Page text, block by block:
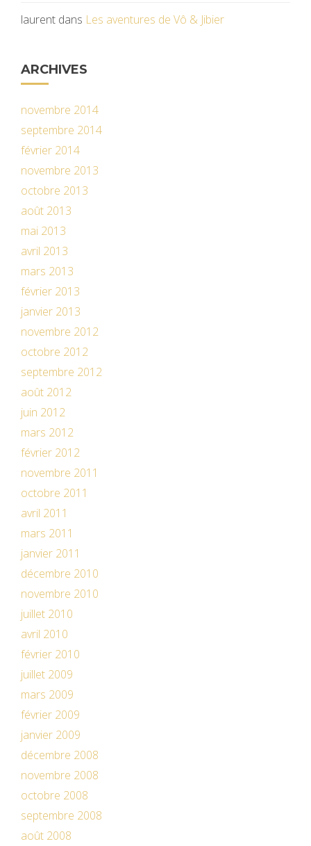
laurent dans Les aventures de Vô & Jibier
ARCHIVES
novembre 2014
septembre 2014
février 2014
novembre 2013
octobre 2013
août 2013
mai 2013
avril 2013
mars 2013
février 2013
janvier 2013
novembre 2012
octobre 2012
septembre 2012
août 2012
juin 2012
mars 2012
février 2012
novembre 2011
octobre 2011
avril 2011
mars 2011
janvier 2011
décembre 2010
novembre 2010
juillet 2010
avril 2010
février 2010
juillet 2009
mars 2009
février 2009
janvier 2009
décembre 2008
novembre 2008
octobre 2008
septembre 2008
août 2008